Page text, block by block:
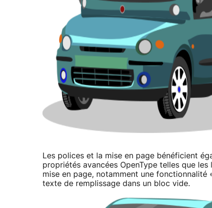
Les polices et la mise en page bénéficient
propriétés avancées OpenType telles que
mise en page, notamment une
texte de remplissage dans un bloc vide.